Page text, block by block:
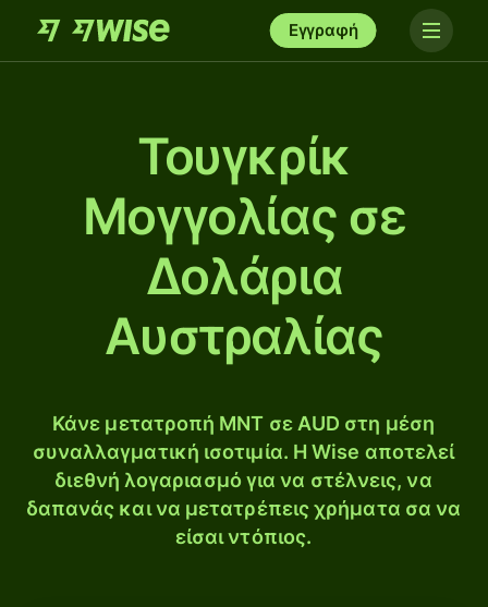
Εγγραφή
Τουγκρίκ
Μογγολίας σε
Δολάρια
Αυστραλίας
Κάνε μετατροπή MNT σε AUD στη μέση
συναλλαγματική ισοτιμία. Η Wise αποτελεί
διεθνή λογαριασμό για να στέλνεις, να
δαπανάς και να μετατρέπεις χρήματα σα να
είσαι ντόπιος.